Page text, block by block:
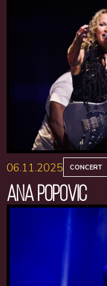
06.11.2025 CONCERT
ANA POPOVIC